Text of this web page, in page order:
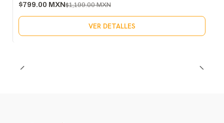
$799.00 MXN$1,199.00 MXN
VER DETALLES